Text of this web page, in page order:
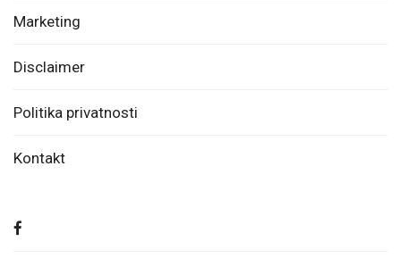
Marketing
Disclaimer
Politika privatnosti
Kontakt